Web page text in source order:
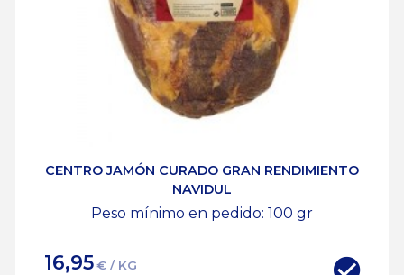
CENTRO JAMÓN CURADO GRAN RENDIMIENTO
NAVIDUL
Peso mínimo en pedido: 100 gr
16,95 € / KG